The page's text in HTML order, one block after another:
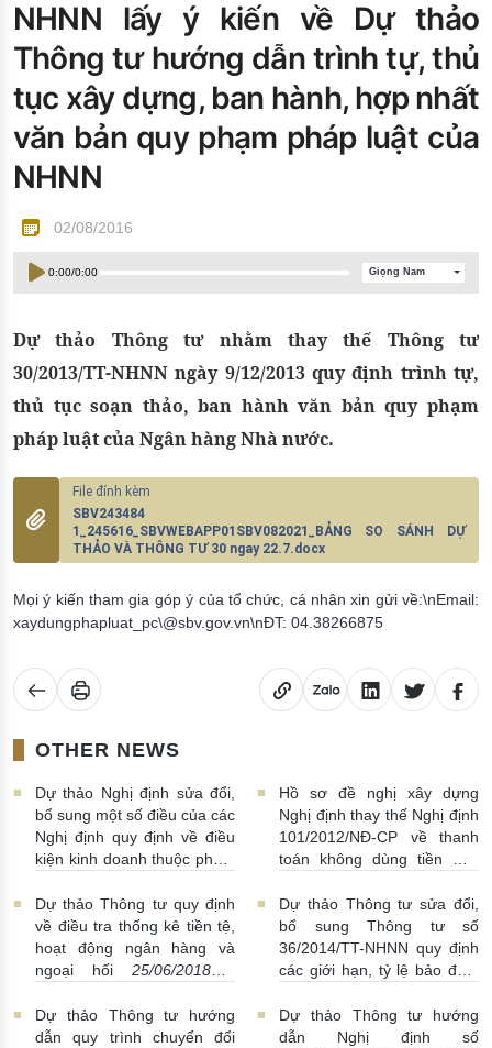
Đào tạo ISO
NHNN lấy ý kiến về Dự thảo
Thông tư hướng dẫn trình tự, thủ
tục xây dựng, ban hành, hợp nhất
văn bản quy phạm pháp luật của
NHNN
02/08/2016
0:00/0:00 Giọng Nam
Dự thảo Thông tư nhằm thay thế Thông tư
30/2013/TT-NHNN ngày 9/12/2013 quy định trình tự,
thủ tục soạn thảo, ban hành văn bản quy phạm
pháp luật của Ngân hàng Nhà nước.
SBV243484
1_245616_SBVWEBAPP01SBV082021_BẢNG SO SÁNH DỰ
THẢO VÀ THÔNG TƯ 30 ngay 22.7.docx
Mọi ý kiến tham gia góp ý của tổ chức, cá nhân xin gửi về:\nEmail:
xaydungphapluat_pc\@sbv.gov.vn\nĐT: 04.38266875
OTHER NEWS
Dự thảo Nghị định sửa đổi,
bổ sung một số điều của các
Nghị định quy định về điều
kiện kinh doanh thuộc phạm
Ngân hàng Nhà nước Việt
Nam 07/07/2018 | 03:10:00
Hồ sơ đề nghị xây dựng
Nghị định thay thế Nghị định
101/2012/NĐ-CP về thanh
toán không dùng tiền mặt
Dự thảo Thông tư quy định
về điều tra thống kê tiền tệ,
hoạt động ngân hàng và
ngoại hối
25/06/2018 |
Dự thảo Thông tư sửa đổi,
bổ sung Thông tư số
36/2014/TT-NHNN quy định
các giới hạn, tỷ lệ bảo đảm
nhánh NHNNg 14/06/2018 |
17:46:00
Dự thảo Thông tư hướng
dẫn quy trình chuyển đổi
Dự thảo Thông tư hướng
dẫn Nghị định số